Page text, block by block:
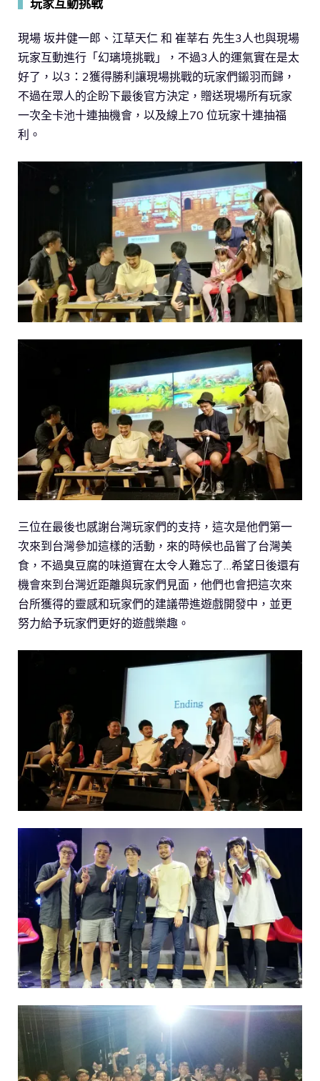
現場 坂井健一郎、江草天仁 和 崔莘右 先生3人也與現場
玩家互動進行「幻璃境挑戰」，不過3人的運氣實在是太
好了，以3：2獲得勝利讓現場挑戰的玩家們鎩羽而歸，
不過在眾人的企盼下最後官方決定，贈送現場所有玩家
一次全卡池十連抽機會，以及線上70 位玩家十連抽福
利。
三位在最後也感謝台灣玩家們的支持，這次是他們第一
次來到台灣參加這樣的活動，來的時候也品嘗了台灣美
食，不過臭豆腐的味道實在太令人難忘了…希望日後還有
機會來到台灣近距離與玩家們見面，他們也會把這次來
台所獲得的靈感和玩家們的建議帶進遊戲開發中，並更
努力給予玩家們更好的遊戲樂趣。